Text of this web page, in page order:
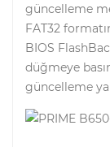
güncelleme
FAT32
BIOS
düğmeye
güncelleme